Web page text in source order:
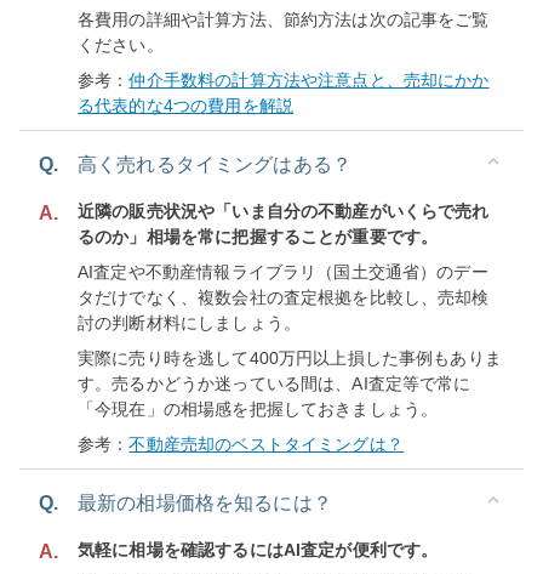
各費用の詳細や計算方法、節約方法は次の記事をご覧
ください。
参考：仲介手数料の計算方法や注意点と、売却にかか
る代表的な4つの費用を解説
Q. 高く売れるタイミングはある？
A.
近隣の販売状況や「いま自分の不動産がいくらで売れ
るのか」相場を常に把握することが重要です。
AI査定や不動産情報ライブラリ（国土交通省）のデー
タだけでなく、複数会社の査定根拠を比較し、売却検
討の判断材料にしましょう。
実際に売り時を逃して400万円以上損した事例もありま
す。売るかどうか迷っている間は、AI査定等で常に
「今現在」の相場感を把握しておきましょう。
参考：不動産売却のベストタイミングは？
Q. 最新の相場価格を知るには？
A.
気軽に相場を確認するにはAI査定が便利です。